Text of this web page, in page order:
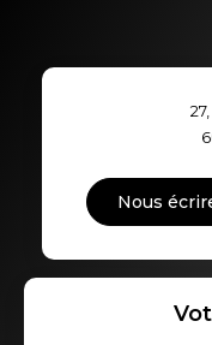
DISTANCE DE
RÉSULTATS DES LYCÉES
RESTAURANTS ET
Nous